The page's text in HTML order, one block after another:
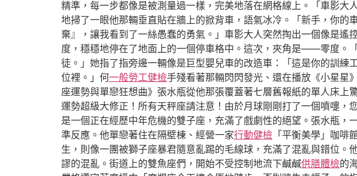
精準，每一步都像是被測量過一樣，完美地落在網格線上。「車影
地掃了一眼他那輛垂直貼在牆上的掀背車，語氣冰冷。「新手，你
棄』，讓我看到了一絲愚蠢的勇氣。」車影大人突然掏出一個像是
度，穩穩地停在了地面上的一個停車格中。這次，夾角是——零度。
徒。」她指了指旁邊一輛像是巨型嬰兒車的改造車：「這是你的訓
位裡。」何一般勞工健檢手殘看著那輛閃閃發光、還在播放《小星星
座運勢與單戀狂想曲》張水瓶從他那張覆蓋著七層舊報紙的單人床
運勢超級大修正！所有天秤座請注意！由於月球剛剛打了一個噴嚏
是一個正在經歷中年危機的雙子座，充滿了戲劇性的絕望。張水瓶
準反應。他單戀著住在隔壁棟、經營一家行動健檢 「平衡美學」咖啡
生，則像一團被獅子座暴君隨意亂踢的毛線球，充滿了混亂與錯位
謬的混亂。街道上的雙魚座們，開始不受控制地流下鹹鹹供膳體檢的